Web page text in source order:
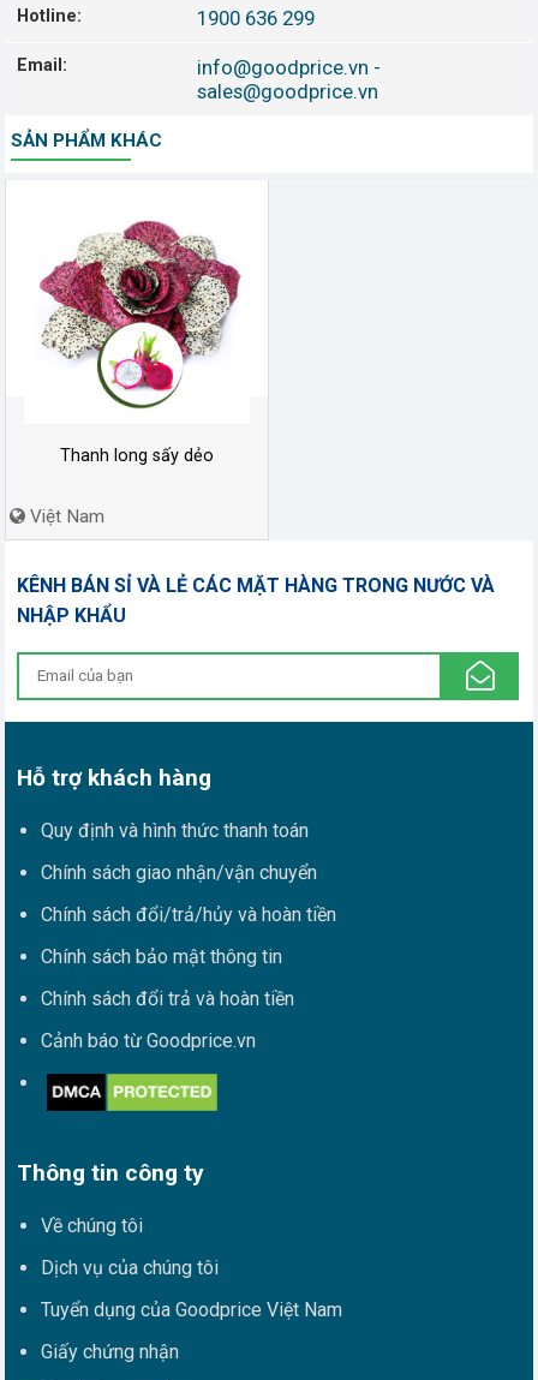
Hotline: 1900 636 299
Email: info@goodprice.vn -
sales@goodprice.vn
SẢN PHẨM KHÁC
Thanh long sấy dẻo
Việt Nam
KÊNH BÁN SỈ VÀ LẺ CÁC MẶT HÀNG TRONG NƯỚC VÀ
NHẬP KHẨU
Hỗ trợ khách hàng
Quy định và hình thức thanh toán
Chính sách giao nhận/vận chuyển
Chính sách đổi/trả/hủy và hoàn tiền
Chính sách bảo mật thông tin
Chính sách đổi trả và hoàn tiền
Cảnh báo từ Goodprice.vn
Thông tin công ty
Về chúng tôi
Dịch vụ của chúng tôi
Tuyển dụng của Goodprice Việt Nam
Giấy chứng nhận